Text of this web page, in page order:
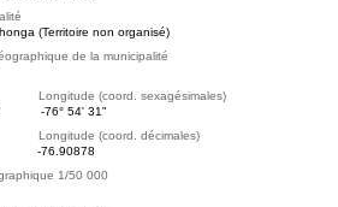
(Territoire non organisé)
de la municipalité
(coord. sexagésimales)
-76° 54' 31"
(coord. décimales)
-76.90878
1/50 000